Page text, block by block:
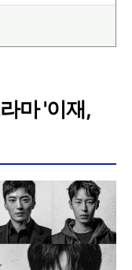
마 '이재,